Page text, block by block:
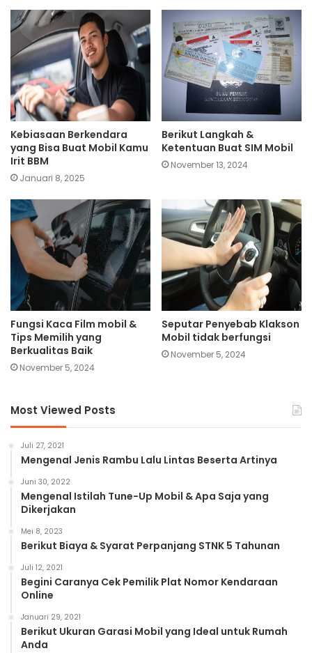
Kebiasaan Berkendara
yang Bisa Buat Mobil Kamu
Irit BBM
Januari 8, 2025
Berikut Langkah &
Ketentuan Buat SIM Mobil
November 13, 2024
Fungsi Kaca Film mobil &
Tips Memilih yang
Berkualitas Baik
November 5, 2024
Seputar Penyebab Klakson
Mobil tidak berfungsi
November 5, 2024
Most Viewed Posts
Juli 27, 2021
Mengenal Jenis Rambu Lalu Lintas Beserta Artinya
Juni 30, 2022
Mengenal Istilah Tune-Up Mobil & Apa Saja yang
Dikerjakan
Mei 8, 2023
Berikut Biaya & Syarat Perpanjang STNK 5 Tahunan
Juli 12, 2021
Begini Caranya Cek Pemilik Plat Nomor Kendaraan
Online
Januari 29, 2021
Berikut Ukuran Garasi Mobil yang Ideal untuk Rumah
Anda